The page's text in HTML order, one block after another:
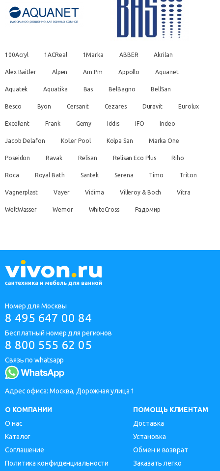
100Acryl 1ACReal 1Marka ABBER Akrilan
Alex Baitler Alpen Am.Pm Appollo Aquanet
Aquatek Aquatika Bas BelBagno BellSan
Besco Byon Cersanit Cezares Duravit Eurolux
Excellent Frank Gemy Iddis IFO Indeo
Jacob Delafon Koller Pool Kolpa San Marka One
Poseidon Ravak Relisan Relisan Eco Plus Riho
Roca Royal Bath Santek Serena Timo Triton
Vagnerplast Vayer Vidima Villeroy & Boch Vitra
WeltWasser Wemor WhiteCross Радомир
Номер для Москвы
8 495 647 00 84
Бесплатный номер для регионов
8 800 555 62 05
Связь по whatsapp
Адрес офиса: Москва, Дорожная улица 1
О КОМПАНИИ
О нас
Каталог
Соглашение
Политика конфиденциальности
ПОМОЩЬ КЛИЕНТАМ
Доставка
Установка
Обмен и возврат
Заказать легко